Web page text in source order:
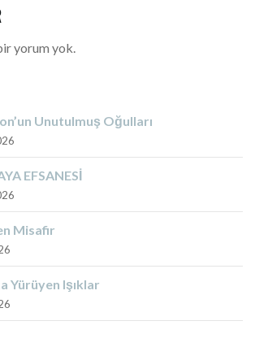
yorum yok.
Unutulmuş Oğulları
EFSANESİ
Misafir
Yürüyen Işıklar